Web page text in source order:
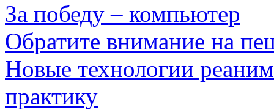
За победу – компьютер
Обратите внимание на
Новые технологии
практику